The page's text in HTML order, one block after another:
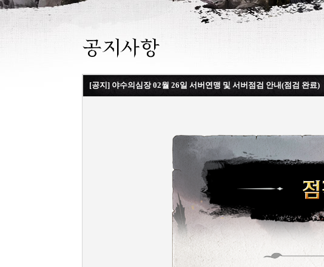
[공지] 야수의심장 02월 26일 서버연맹 및 서버점검 안내(점검 완료)